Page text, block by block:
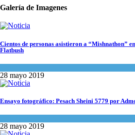
Galería de Imagenes
Cientos de personas asistieron a “Mishnathon”
Flatbush
28 mayo 2019
Ensayo fotográfico: Pesach Sheini 5779 por
28 mayo 2019